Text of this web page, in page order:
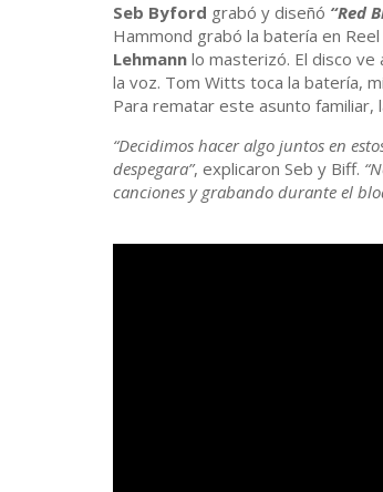
Seb Byford grabó y diseñó “Red
Hammond grabó la batería en
Lehmann lo masterizó. El disco
la voz. Tom Witts toca la batería,
Para rematar este asunto
“Decidimos hacer algo juntos en
despegara”, explicaron Seb y Biff.
canciones y grabando durante el